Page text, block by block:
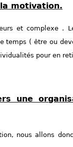
motivation.
et complexe .
temps ( être ou
pour en
une
nous allons